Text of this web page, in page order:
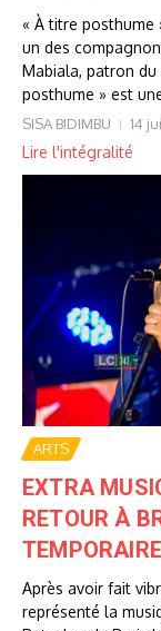
« À titre posthume
un des
Mabiala, patron
posthume » est
SISA BIDIMBU 14
Lire l'intégralité
ARTS
EXTRA
RETOUR À
Après avoir fait
représenté la